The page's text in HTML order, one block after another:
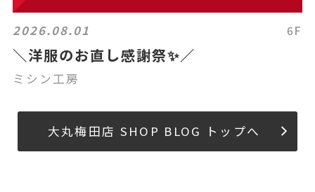
2026.08.01 6F
＼洋服のお直し感謝祭✨／
ミシン工房
大丸梅田店 SHOP BLOG トップへ